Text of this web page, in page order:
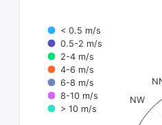
< 0.5 m/s
0.5-2 m/s
2-4 m/s
4-6 m/s
6-8 m/s
8-10 m/s
> 10 m/s
NW